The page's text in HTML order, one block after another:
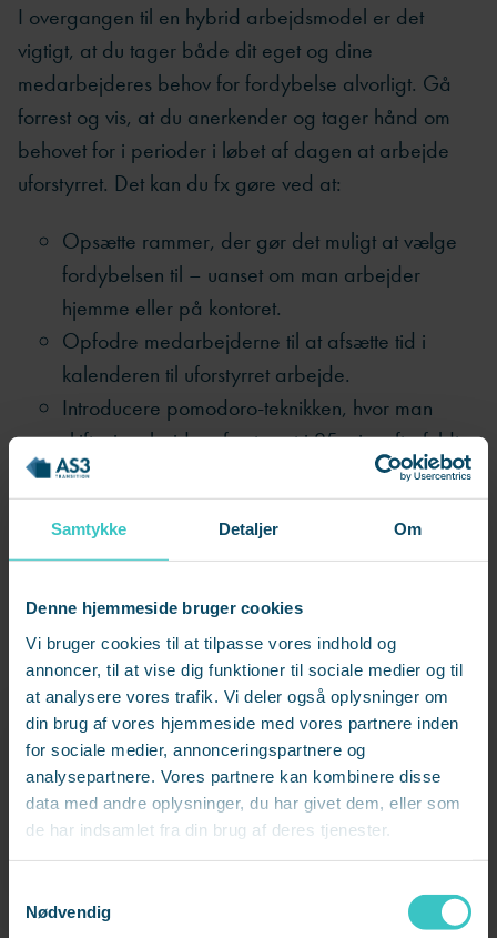
Samtykke Detaljer Om
Denne hjemmeside bruger cookies
Vi bruger cookies til at tilpasse vores indhold og
annoncer, til at vise dig funktioner til sociale medier og til
at analysere vores trafik. Vi deler også oplysninger om
din brug af vores hjemmeside med vores partnere inden
for sociale medier, annonceringspartnere og
analysepartnere. Vores partnere kan kombinere disse
data med andre oplysninger, du har givet dem, eller som
de har indsamlet fra din brug af deres tjenester.
Nødvendig
I overgangen til en hybrid arbejdsmodel er det
vigtigt, at du tager både dit eget og dine
medarbejderes behov for fordybelse alvorligt. Gå
forrest og vis, at du anerkender og tager hånd om
behovet for i perioder i løbet af dagen at arbejde
uforstyrret. Det kan du fx gøre ved at:
Opsætte rammer, der gør det muligt at vælge
fordybelsen til – uanset om man arbejder
hjemme eller på kontoret.
Opfodre medarbejderne til at afsætte tid i
kalenderen til uforstyrret arbejde.
Introducere pomodoro-teknikken, hvor man
skiftevis arbejder uforstyrret i 25 min. efterfuldt
af 5 minutters pause.
Sætte tid af i kalenderen til at tjekke mails.
Tilbyde fysiske markører, der gør det muligt for
forstyrres (fx skilte, lamper eller andet).
Læs også
Tag styringen over dit
(hjemme)arbejdsliv
4. Bevar de effektive arbejdsmøder